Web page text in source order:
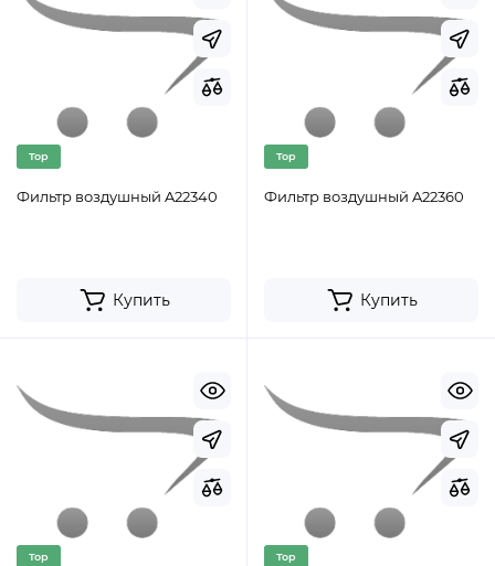
Top
Фильтр воздушный A22340
Купить
Top
Фильтр воздушный A22360
Купить
Top Top